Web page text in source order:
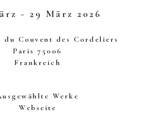
- 29 März 2026
du Couvent des Cordeliers
Paris 75006
Frankreich
Werke
Webseite